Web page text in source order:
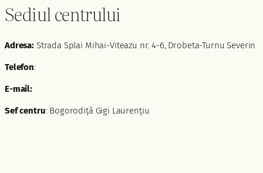
Sediul centrului
Adresa:Strada Splai Mihai-Viteazu nr. 4-6, Drobeta-Turnu Severin
Telefon:
E-mail:
Sef centru: Bogorodiță Gigi Laurențiu